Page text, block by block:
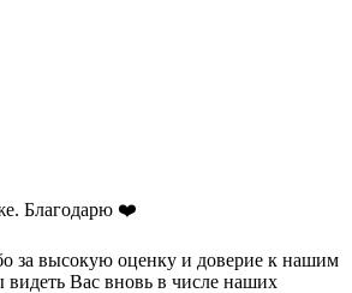
Благодарю ❤️
за высокую оценку и доверие к нашим
видеть Вас вновь в числе наших